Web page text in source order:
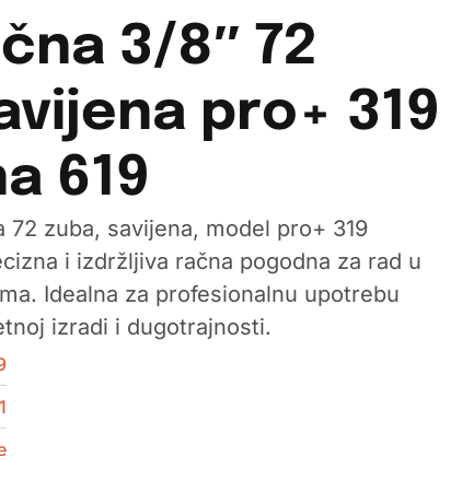
3/8″ 72
pro+ 319
619
72 zuba, savijena, model pro+ 319
i izdržljiva račna pogodna za rad u
Idealna za profesionalnu upotrebu
izradi i dugotrajnosti.